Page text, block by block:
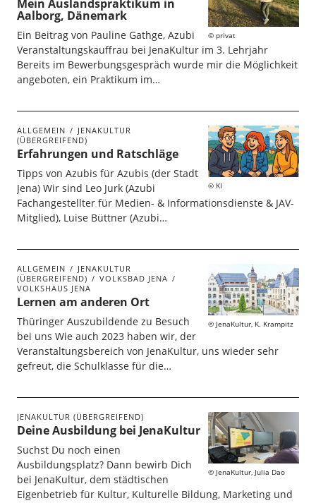
privat
Mein Auslandspraktikum in
Aalborg, Dänemark
Ein Beitrag von Pauline Gathge, Azubi
Veranstaltungskauffrau bei JenaKultur im 3. Lehrjahr
Bereits im Bewerbungsgespräch wurde mir die Möglichkeit
angeboten, ein Praktikum im…
KI
ALLGEMEIN
JENAKULTUR
(ÜBERGREIFEND)
Erfahrungen und Ratschläge
Tipps von Azubis für Azubis (der Stadt
Jena) Wir sind Leo Jurk (Azubi
Fachangestellter für Medien- & Informationsdienste & JAV-
Mitglied), Luise Büttner (Azubi…
JenaKultur, K. Krampitz
ALLGEMEIN
JENAKULTUR
(ÜBERGREIFEND)
VOLKSBAD JENA
VOLKSHAUS JENA
Lernen am anderen Ort
Thüringer Auszubildende zu Besuch
bei uns Wie auch 2023 haben wir, der
Veranstaltungsbereich von JenaKultur, uns wieder sehr
gefreut, die Schulklasse für die…
JenaKultur, Julia Dao
JENAKULTUR (ÜBERGREIFEND)
Deine Ausbildung bei JenaKultur
Suchst Du noch einen
Ausbildungsplatz? Dann bewirb Dich
bei JenaKultur, dem städtischen
Eigenbetrieb für Kultur, Kulturelle Bildung, Marketing und